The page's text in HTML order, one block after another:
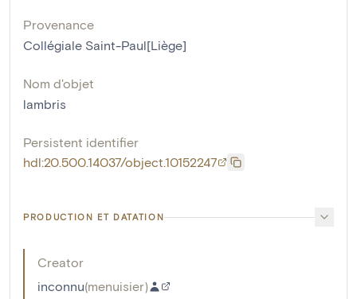
Provenance
Collégiale Saint-Paul[Liège]
Nom d'objet
lambris
Persistent identifier
hdl:20.500.14037/object.10152247
PRODUCTION ET DATATION
Creator
inconnu(menuisier)